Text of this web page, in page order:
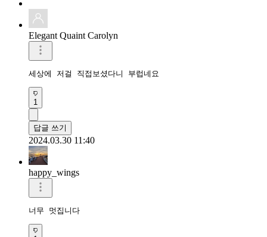
Elegant Quaint Carolyn
세상에 저걸 직접보셨다니 부럽네요
1
답글 쓰기
2024.03.30 11:40
happy_wings
너무 멋집니다